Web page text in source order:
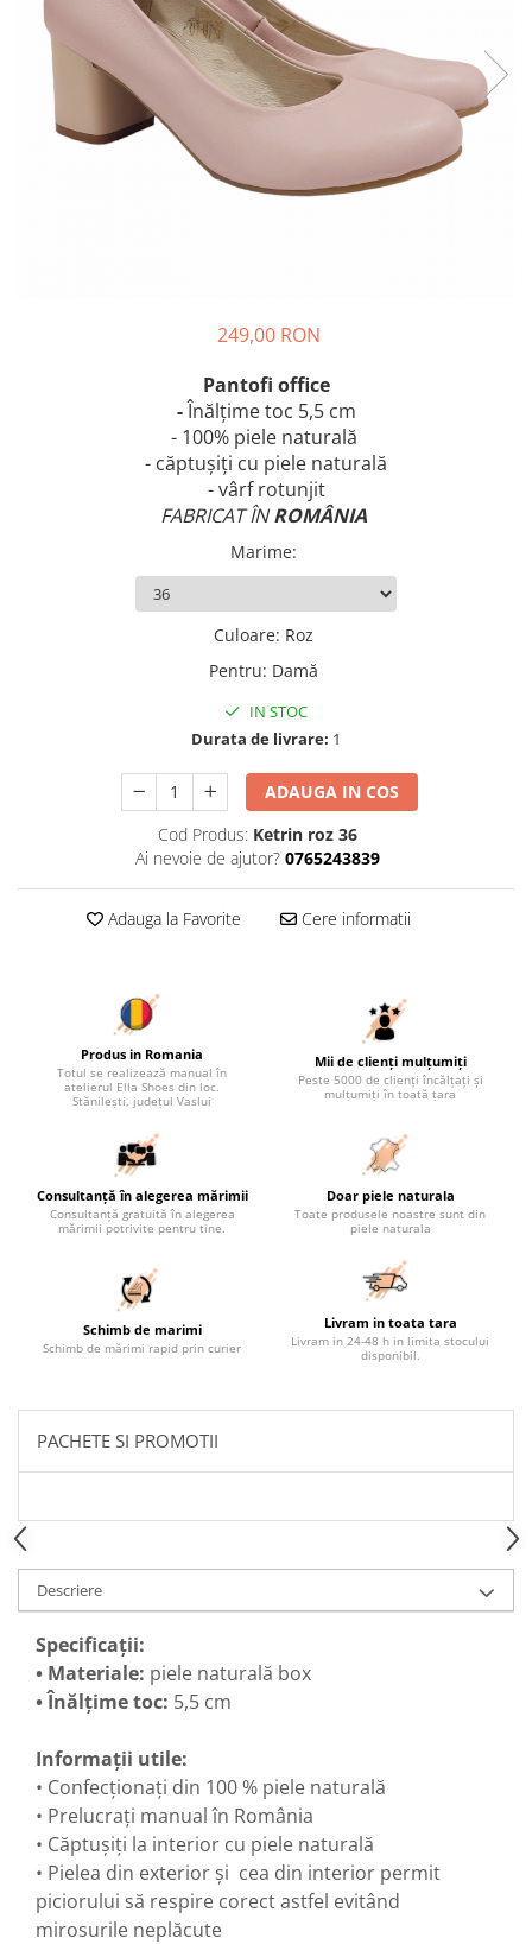
249,00 RON
Pantofi office
-Înălțime toc 5,5 cm
- 100% piele naturală
- căptușiți cu piele naturală
- vârf rotunjit
FABRICAT ÎN ROMÂNIA
Marime:
Culoare: Roz
Pentru: Damă
IN STOC
Durata de livrare: 1
ADAUGA IN COS
Cod Produs: Ketrin roz 36
Ai nevoie de ajutor? 0765243839
Adauga la Favorite Cere informatii
Produs in Romania
Totul se realizează manual în
atelierul Ella Shoes din loc.
Stănilești, județul Vaslui
Mii de clienți mulțumiți
Peste 5000 de clienți încălțați și
mulțumiți în toată țara
Consultanță în alegerea mărimii
Consultanță gratuită în alegerea
mărimii potrivite pentru tine.
Doar piele naturala
Toate produsele noastre sunt din
piele naturala
Schimb de marimi
Schimb de mărimi rapid prin curier
Livram in toata tara
Livram in 24-48 h in limita stocului
disponibil.
PACHETE SI PROMOTII
Descriere
Specificații:
• Materiale: piele naturală box
• Înălțime toc: 5,5 cm
Informații utile:
• Confecționați din 100 % piele naturală
• Prelucrați manual în România
• Căptușiți la interior cu piele naturală
• Pielea din exterior și cea din interior permit
piciorului să respire corect astfel evitând
mirosurile neplăcute